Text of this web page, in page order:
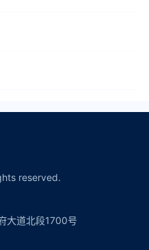
reserved.
大道北段1700号